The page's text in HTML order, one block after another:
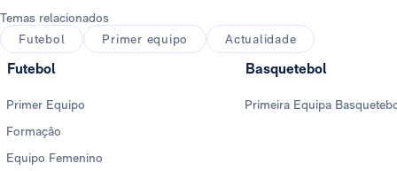
Temas relacionados
Futebol
Primer equipo Actualidade
Futebol
Primer Equipo
Formação
Equipo Femenino
Basquetebol
Primeira Equipa